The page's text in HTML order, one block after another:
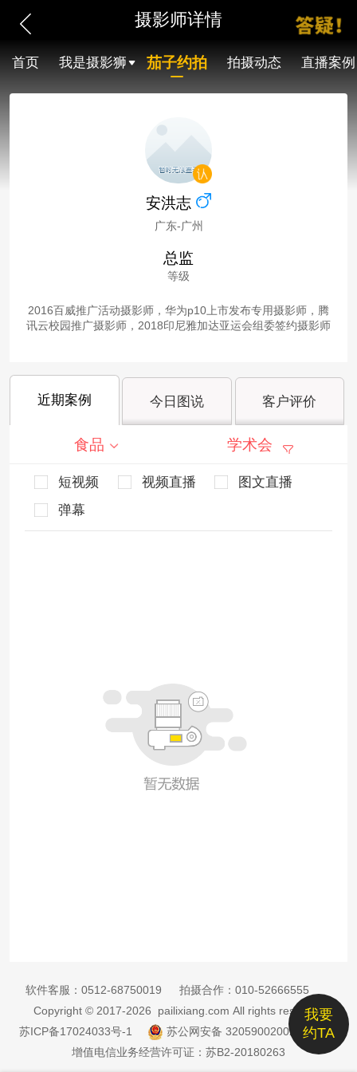
摄影师详情
首页 我是摄影狮 茄子约拍 拍摄动态 直播案例
安洪志
广东-广州
总监
等级
2016百威推广活动摄影师，华为p10上市发布专用摄影师，腾
讯云校园推广摄影师，2018印尼雅加达亚运会组委签约摄影师
近期案例 今日图说 客户评价
食品 学术会
短视频 视频直播
图文直播
弹幕
我要
约TA
软件客服： 0512-68750019 拍摄合作： 010-52666555
Copyright © 2017-2026 pailixiang.com All rights reserved
苏ICP备17024033号-1
苏公网安备 32059002002885号
增值电信业务经营许可证：苏B2-20180263